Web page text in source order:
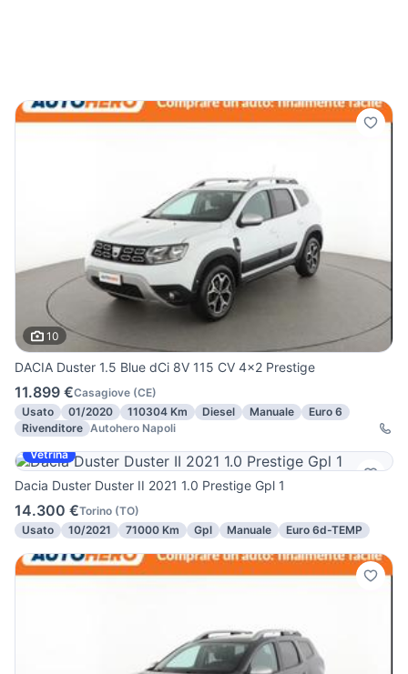
10
DACIA Duster 1.5 Blue dCi 8V 115 CV 4x2 Prestige
11.899 €Casagiove (CE)
Usato
01/2020 110304 Km Diesel Manuale
Euro 6
Rivenditore Autohero Napoli
Vetrina
Dacia Duster Duster II 2021 1.0 Prestige Gpl 1
14.300 €Torino (TO)
Usato
10/2021 71000 Km Gpl Manuale Euro 6d-TEMP